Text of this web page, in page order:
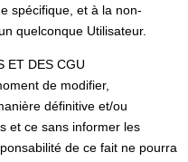
spécifique, et à la non-
quelconque Utilisateur.
ET DES CGU
de modifier,
définitive et/ou
et ce sans informer les
de ce fait ne pourra